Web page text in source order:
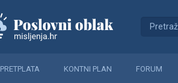
PRETPLATA KONTNI PLAN FORUM